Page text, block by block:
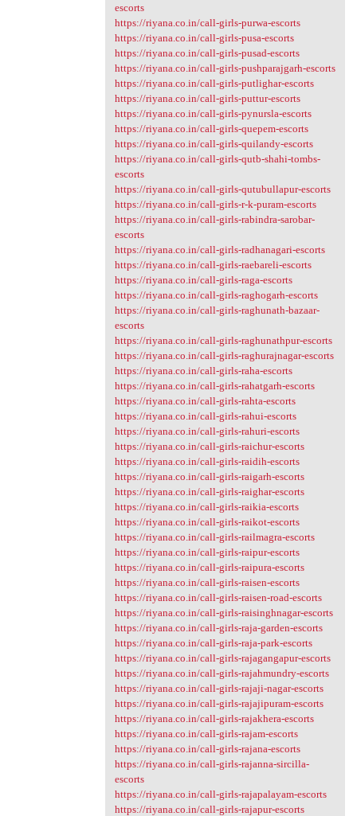
escorts
https://riyana.co.in/call-girls-purwa-escorts
https://riyana.co.in/call-girls-pusa-escorts
https://riyana.co.in/call-girls-pusad-escorts
https://riyana.co.in/call-girls-pushparajgarh-escorts
https://riyana.co.in/call-girls-putlighar-escorts
https://riyana.co.in/call-girls-puttur-escorts
https://riyana.co.in/call-girls-pynursla-escorts
https://riyana.co.in/call-girls-quepem-escorts
https://riyana.co.in/call-girls-quilandy-escorts
https://riyana.co.in/call-girls-qutb-shahi-tombs-
escorts
https://riyana.co.in/call-girls-qutubullapur-escorts
https://riyana.co.in/call-girls-r-k-puram-escorts
https://riyana.co.in/call-girls-rabindra-sarobar-
escorts
https://riyana.co.in/call-girls-radhanagari-escorts
https://riyana.co.in/call-girls-raebareli-escorts
https://riyana.co.in/call-girls-raga-escorts
https://riyana.co.in/call-girls-raghogarh-escorts
https://riyana.co.in/call-girls-raghunath-bazaar-
escorts
https://riyana.co.in/call-girls-raghunathpur-escorts
https://riyana.co.in/call-girls-raghurajnagar-escorts
https://riyana.co.in/call-girls-raha-escorts
https://riyana.co.in/call-girls-rahatgarh-escorts
https://riyana.co.in/call-girls-rahta-escorts
https://riyana.co.in/call-girls-rahui-escorts
https://riyana.co.in/call-girls-rahuri-escorts
https://riyana.co.in/call-girls-raichur-escorts
https://riyana.co.in/call-girls-raidih-escorts
https://riyana.co.in/call-girls-raigarh-escorts
https://riyana.co.in/call-girls-raighar-escorts
https://riyana.co.in/call-girls-raikia-escorts
https://riyana.co.in/call-girls-raikot-escorts
https://riyana.co.in/call-girls-railmagra-escorts
https://riyana.co.in/call-girls-raipur-escorts
https://riyana.co.in/call-girls-raipura-escorts
https://riyana.co.in/call-girls-raisen-escorts
https://riyana.co.in/call-girls-raisen-road-escorts
https://riyana.co.in/call-girls-raisinghnagar-escorts
https://riyana.co.in/call-girls-raja-garden-escorts
https://riyana.co.in/call-girls-raja-park-escorts
https://riyana.co.in/call-girls-rajagangapur-escorts
https://riyana.co.in/call-girls-rajahmundry-escorts
https://riyana.co.in/call-girls-rajaji-nagar-escorts
https://riyana.co.in/call-girls-rajajipuram-escorts
https://riyana.co.in/call-girls-rajakhera-escorts
https://riyana.co.in/call-girls-rajam-escorts
https://riyana.co.in/call-girls-rajana-escorts
https://riyana.co.in/call-girls-rajanna-sircilla-
escorts
https://riyana.co.in/call-girls-rajapalayam-escorts
https://riyana.co.in/call-girls-rajapur-escorts